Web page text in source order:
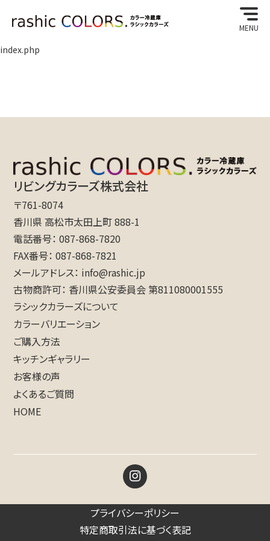
MENU
index.php
リビングカラーズ株式会社
〒761-8074
香川県 高松市太田上町 888-1
電話番号 087-868-7820
FAX番号 087-868-7821
メールアドレス info@rashic.jp
古物商許可 香川県公安委員会 第811080001555
ラシックカラーズについて
カラーバリエーション
ご購入方法
キッチンギャラリー
お客様の声
よくあるご質問
HOME
プライバシーポリシー
特定商取引法に基づく表記